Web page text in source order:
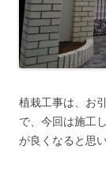
植栽工事は、お
で、今回は施工
が良くなると思い